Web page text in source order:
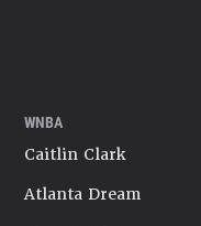
WNBA
Caitlin Clark
Atlanta Dream